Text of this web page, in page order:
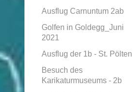
Ausflug Carnuntum 2ab
Golfen in Goldegg_Juni
2021
Ausflug der 1b - St. Pölten
Besuch des
Karikaturmuseums - 2b